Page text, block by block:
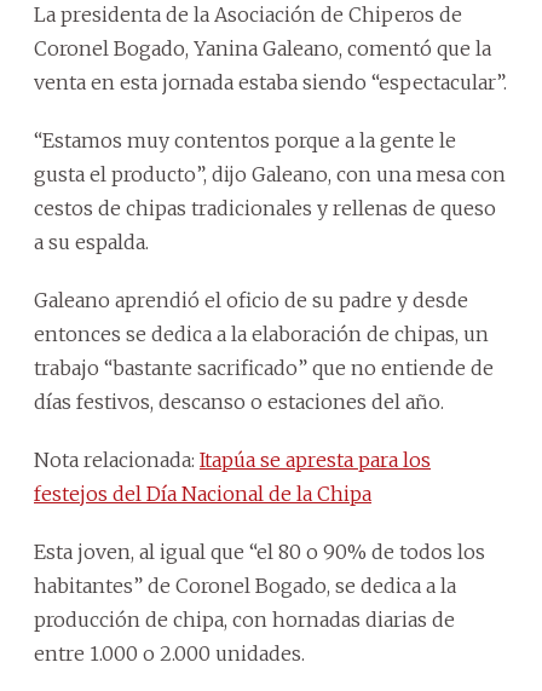
La presidenta de la Asociación de Chiperos de
Coronel Bogado, Yanina Galeano, comentó que la
venta en esta jornada estaba siendo “espectacular”.
“Estamos muy contentos porque a la gente le
gusta el producto”, dijo Galeano, con una mesa con
cestos de chipas tradicionales y rellenas de queso
a su espalda.
Galeano aprendió el oficio de su padre y desde
entonces se dedica a la elaboración de chipas, un
trabajo “bastante sacrificado” que no entiende de
días festivos, descanso o estaciones del año.
Nota relacionada: Itapúa se apresta para los
festejos del Día Nacional de la Chipa
Esta joven, al igual que “el 80 o 90% de todos los
habitantes” de Coronel Bogado, se dedica a la
producción de chipa, con hornadas diarias de
entre 1.000 o 2.000 unidades.